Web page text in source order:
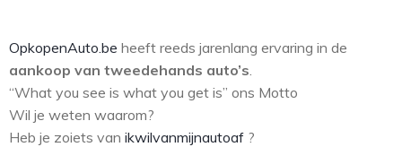
OpkopenAuto.be heeft reeds jarenlang ervaring in de
aankoop van tweedehands auto’s
“What you see is what you get is” ons Motto
Wil je weten waarom?
Heb je zoiets van ikwilvanmijnautoaf ?